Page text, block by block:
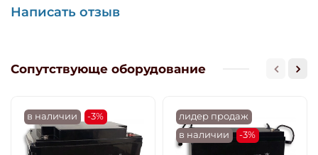
Написать отзыв
Сопутствующе оборудование
в наличии -3%
лидер продаж
в наличии
-3%